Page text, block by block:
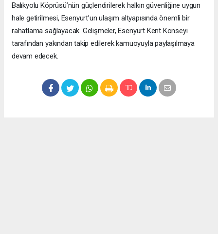
Balıkyolu Köprüsü’nün güçlendirilerek halkın güvenliğine uygun
hale getirilmesi, Esenyurt’un ulaşım altyapısında önemli bir
rahatlama sağlayacak. Gelişmeler, Esenyurt Kent Konseyi
tarafından yakından takip edilerek kamuoyuyla paylaşılmaya
devam edecek.